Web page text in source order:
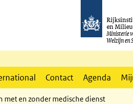
en Milieu
Ministerie
Welzijn en
Contact Agenda
en zonder medische dienst